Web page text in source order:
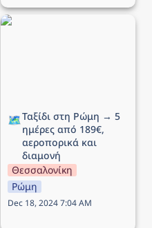
Ταξίδι στη Ρώμη → 5
🗺️Ταξίδι στη Ρώμη → 5
ημέρες από 189€,
αεροπορικά και
διαμονή
Θεσσαλονίκη
Ρώμη
Dec 18, 2024 7:04 AM